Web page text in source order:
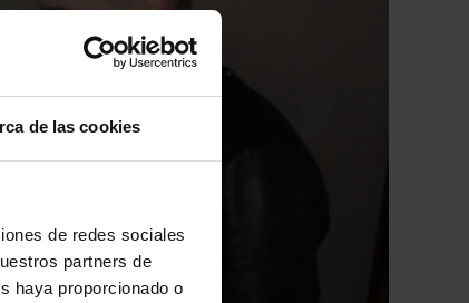
de las cookies
de redes sociales
partners de
haya proporcionado o